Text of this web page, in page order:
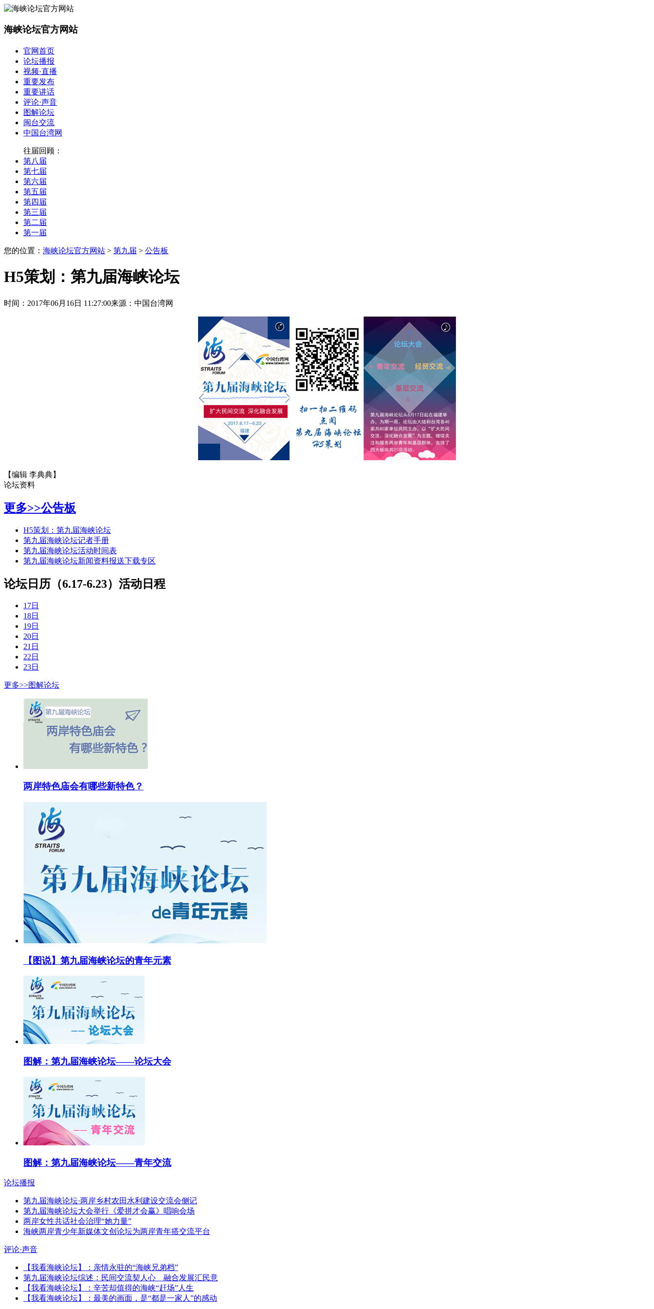
海峡论坛官方网站
官网首页
论坛播报
视频·直播
重要发布
重要讲话
评论·声音
图解论坛
闽台交流
中国台湾网
往届回顾：
第八届
第七届
第六届
第五届
第四届
第三届
第二届
第一届
您的位置： 海峡论坛官方网站 > 第九届 > 公告板
H5策划：第九届海峡论坛
时间：2017年06月16日 11:27:00来源：中国台湾网
【编辑 李典典】
论坛资料
更多>>公告板
H5策划：第九届海峡论坛
第九届海峡论坛记者手册
第九届海峡论坛活动时间表
第九届海峡论坛新闻资料报送下载专区
论坛日历（6.17-6.23） 活动日程
17日
18日
19日
20日
21日
22日
23日
更多>>图解论坛
两岸特色庙会有哪些新特色？
【图说】第九届海峡论坛的青年元素
图解：第九届海峡论坛——论坛大会
图解：第九届海峡论坛——青年交流
论坛播报
第九届海峡论坛·两岸乡村农田水利建设交流会侧记
第九届海峡论坛大会举行《爱拼才会赢》唱响会场
两岸女性共话社会治理“她力量”
海峡两岸青少年新媒体文创论坛为两岸青年搭交流平台
评论·声音
【我看海峡论坛】：亲情永驻的“海峡兄弟档”
第九届海峡论坛综述：民间交流契人心 融合发展汇民意
【我看海峡论坛】：辛苦却值得的海峡“赶场”人生
【我看海峡论坛】：最美的画面，是“都是一家人”的感动